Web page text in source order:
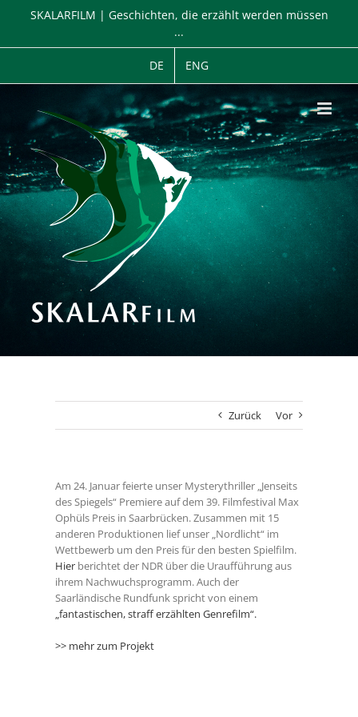
SKALARFILM | Geschichten, die erzählt werden müssen
...
DE ENG
Zurück Vor
Am 24. Januar feierte unser Mysterythriller „Jenseits
des Spiegels“ Premiere auf dem 39. Filmfestival Max
Ophüls Preis in Saarbrücken. Zusammen mit 15
anderen Produktionen lief unser „Nordlicht“ im
Wettbewerb um den Preis für den besten Spielfilm.
Hierberichtet der NDR über die Uraufführung aus
ihrem Nachwuchsprogramm. Auch der
Saarländische Rundfunk spricht von einem
„fantastischen, straff erzählten Genrefilm“.
>> mehr zum Projekt